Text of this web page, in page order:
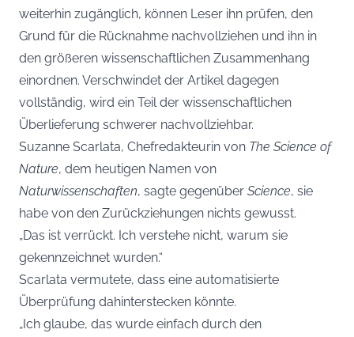
weiterhin zugänglich, können Leser ihn prüfen, den
Grund für die Rücknahme nachvollziehen und ihn in
den größeren wissenschaftlichen Zusammenhang
einordnen. Verschwindet der Artikel dagegen
vollständig, wird ein Teil der wissenschaftlichen
Überlieferung schwerer nachvollziehbar.
Suzanne Scarlata, Chefredakteurin von The Science of
Nature, dem heutigen Namen von
Naturwissenschaften, sagte gegenüber Science, sie
habe von den Zurückziehungen nichts gewusst.
„Das ist verrückt. Ich verstehe nicht, warum sie
gekennzeichnet wurden.“
Scarlata vermutete, dass eine automatisierte
Überprüfung dahinterstecken könnte.
„Ich glaube, das wurde einfach durch den